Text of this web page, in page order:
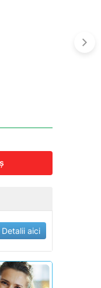
Detalii aici